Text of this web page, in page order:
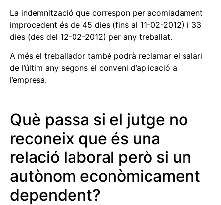
La indemnització que correspon per acomiadament
improcedent és de 45 dies (fins al 11-02-2012) i 33
dies (des del 12-02-2012) per any treballat.
A més el treballador també podrà reclamar el salari
de l’últim any segons el conveni d’aplicació a
l’empresa.
Què passa si el jutge no
reconeix que és una
relació laboral però si un
autònom econòmicament
dependent?